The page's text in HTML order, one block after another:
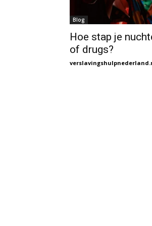
Blog
Hoe stap je
of drugs?